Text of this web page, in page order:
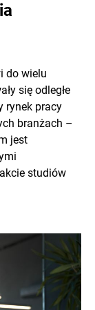
do wielu
się odległe
rynek pracy
branżach –
jest
studiów